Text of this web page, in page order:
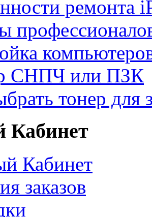
ремонта
СНПЧ или ПЗК
тонер для
Кабинет
заказов